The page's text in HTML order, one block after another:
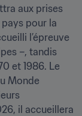
aux prises
pour la
l’épreuve
–, tandis
et 1986. Le
Monde
il accueillera